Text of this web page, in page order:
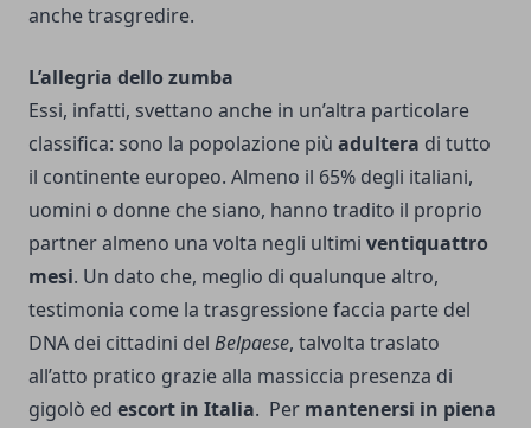
anche trasgredire.
L’allegria dello zumba
Essi, infatti, svettano anche in un’altra particolare
classifica: sono la popolazione più adultera di tutto
il continente europeo. Almeno il 65% degli italiani,
uomini o donne che siano, hanno tradito il proprio
partner almeno una volta negli ultimi ventiquattro
mesi. Un dato che, meglio di qualunque altro,
testimonia come la trasgressione faccia parte del
DNA dei cittadini del Belpaese, talvolta traslato
all’atto pratico grazie alla massiccia presenza di
gigolò ed escort in Italia. Per mantenersi in piena